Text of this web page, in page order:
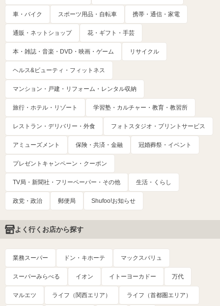
車・バイク スポーツ用品・自転車 携帯・通信・家電
通販・ネットショップ 花・ギフト・手芸
本・雑誌・音楽・DVD・映画・ゲーム リサイクル
ヘルス&ビューティ・フィットネス
マンション・戸建・リフォーム・レンタル収納
旅行・ホテル・リゾート 学習塾・カルチャー・教育・教習所
レストラン・デリバリー・外食 フォトスタジオ・プリントサービス
アミューズメント 保険・共済・金融 冠婚葬祭・イベント
プレゼントキャンペーン・クーポン
TV局・新聞社・フリーペーパー・その他 生活・くらし
政党・政治 郵便局 Shufoo!お知らせ
よく行くお店から探す
業務スーパー ドン・キホーテ マックスバリュ
スーパーみらべる イオン イトーヨーカドー 万代
マルエツ ライフ（関西エリア） ライフ（首都圏エリア）